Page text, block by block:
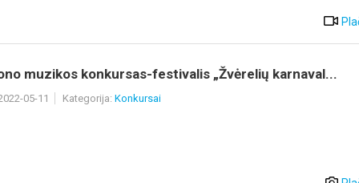
muzikos konkursas-festivalis „Žvėrelių karnaval...
05-11 Kategorija: Konkursai